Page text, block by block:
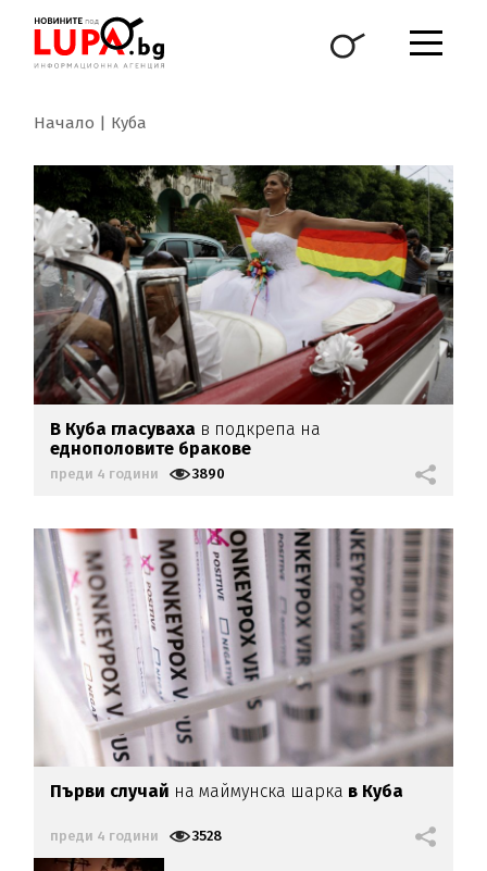
Начало Куба
В Куба гласуваха в подкрепа на
еднополовите бракове
преди 4 години 3890
Първи случай на маймунска шарка в Куба
преди 4 години 3528